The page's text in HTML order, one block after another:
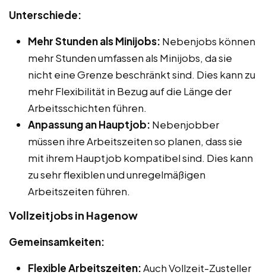
Unterschiede:
Mehr Stunden als Minijobs: Nebenjobs können
mehr Stunden umfassen als Minijobs, da sie
nicht eine Grenze beschränkt sind. Dies kann zu
mehr Flexibilität in Bezug auf die Länge der
Arbeitsschichten führen.
Anpassung an Hauptjob: Nebenjobber
müssen ihre Arbeitszeiten so planen, dass sie
mit ihrem Hauptjob kompatibel sind. Dies kann
zu sehr flexiblen und unregelmäßigen
Arbeitszeiten führen.
Vollzeitjobs in Hagenow
Gemeinsamkeiten:
Flexible Arbeitszeiten:Auch Vollzeit-Zusteller